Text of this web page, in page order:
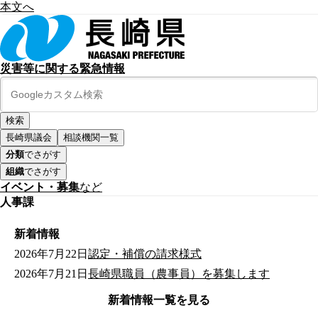
本文へ
災害等に関する緊急情報
長崎県議会
相談機関一覧
分類でさがす
組織でさがす
イベント・募集など
人事課
新着情報
2026年7月22日 認定・補償の請求様式
2026年7月21日 長崎県職員（農事員）を募集します
新着情報一覧を見る